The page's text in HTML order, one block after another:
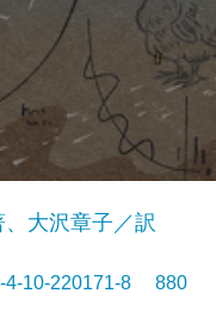
大沢章子／訳
4-10-220171-8 880